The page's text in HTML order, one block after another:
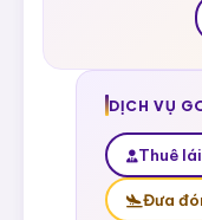
DỊCH VỤ
Thuê
Đưa